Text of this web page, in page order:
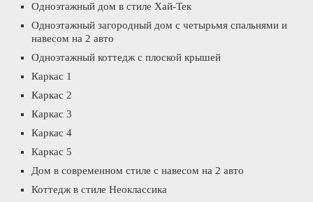
Одноэтажный дом в стиле Хай-Тек
Одноэтажный загородный дом с четырьмя спальнями и
навесом на 2 авто
Одноэтажный коттедж с плоской крышей
Каркас 1
Каркас 2
Каркас 3
Каркас 4
Каркас 5
Дом в современном стиле с навесом на 2 авто
Коттедж в стиле Неоклассика